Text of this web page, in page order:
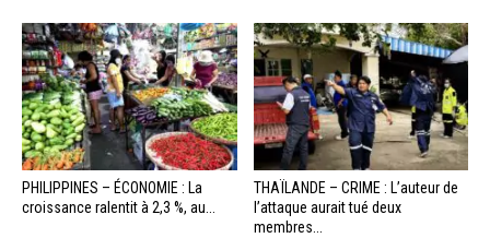
PHILIPPINES – ÉCONOMIE : La
croissance ralentit à 2,3 %, au...
THAÏLANDE – CRIME : L’auteur de
l’attaque aurait tué deux
membres...